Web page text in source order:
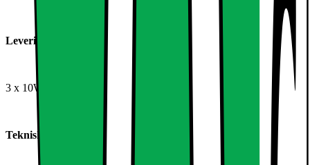
Leveringsomfang:
3 x 10W SMD LED projektør bevægelsesdetektor, vandtæt IP65
Teknisk information: